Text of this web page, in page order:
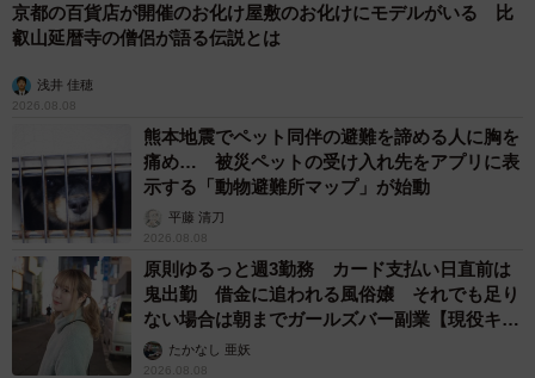
京都の百貨店が開催のお化け屋敷のお化けにモデルがいる 比
叡山延暦寺の僧侶が語る伝説とは
浅井 佳穂
2026.08.08
熊本地震でペット同伴の避難を諦める人に胸を
痛め… 被災ペットの受け入れ先をアプリに表
示する「動物避難所マップ」が始動
平藤 清刀
2026.08.08
原則ゆるっと週3勤務 カード支払い日直前は
鬼出勤 借金に追われる風俗嬢 それでも足り
ない場合は朝までガールズバー副業【現役キャ
ストに取材】
たかなし 亜妖
2026.08.08